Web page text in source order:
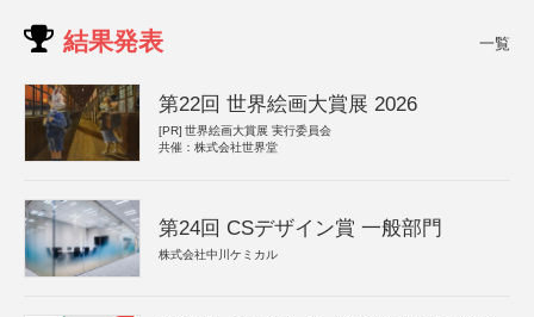
結果発表 一覧
第22回 世界絵画大賞展 2026
[PR] 世界絵画大賞展 実行委員会
共催：株式会社世界堂
第24回 CSデザイン賞 一般部門
株式会社中川ケミカル